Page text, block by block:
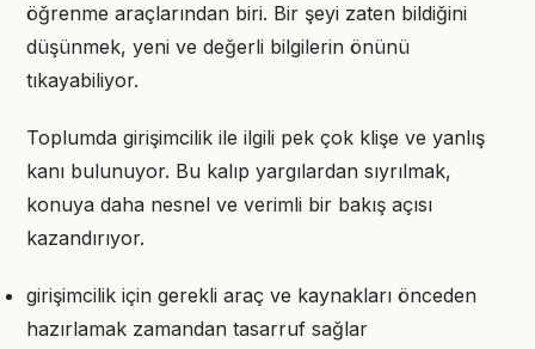
öğrenme araçlarından biri. Bir şeyi zaten bildiğini
düşünmek, yeni ve değerli bilgilerin önünü
tıkayabiliyor.
Toplumda girişimcilik ile ilgili pek çok klişe ve yanlış
kanı bulunuyor. Bu kalıp yargılardan sıyrılmak,
konuya daha nesnel ve verimli bir bakış açısı
kazandırıyor.
girişimcilik için gerekli araç ve kaynakları önceden
hazırlamak zamandan tasarruf sağlar